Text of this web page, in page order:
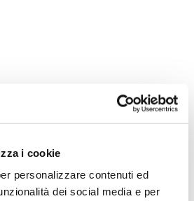
i cookie
personalizzare contenuti ed
dei social media e per